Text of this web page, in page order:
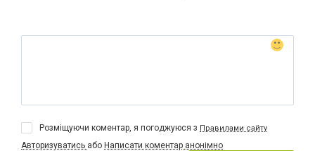
Розміщуючи коментар, я погоджуюся з Правилами сайту
Авторизуватись або Написати коментар анонімно